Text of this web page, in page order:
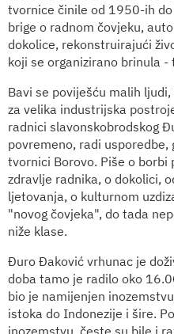
tvornice činile od 1950-ih
brige o radnom čovjeku,
dokolice, rekonstruirajući
koji se organizirano brinula -
Bavi se poviješću malih
za velika industrijska
radnici slavonskobrodskog
povremeno, radi usporedbe,
tvornici Borovo. Piše o borbi
zdravlje radnika, o dokolici,
ljetovanja, o kulturnom
"novog čovjeka", do tada
niže klase.
Đuro Đaković vrhunac je
doba tamo je radilo oko
bio je namijenjen
istoka do Indonezije i šire.
inozemstvu, česte su bile i